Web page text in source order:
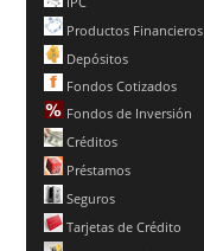
Productos Financieros
Depósitos
Fondos Cotizados
Fondos de Inversión
Créditos
Préstamos
Seguros
Tarjetas de Crédito